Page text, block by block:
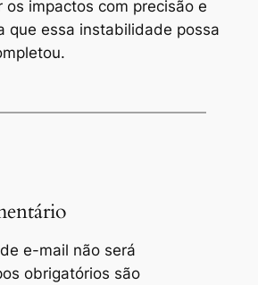
os impactos com precisão e
que essa instabilidade possa
e-mail não será
obrigatórios são